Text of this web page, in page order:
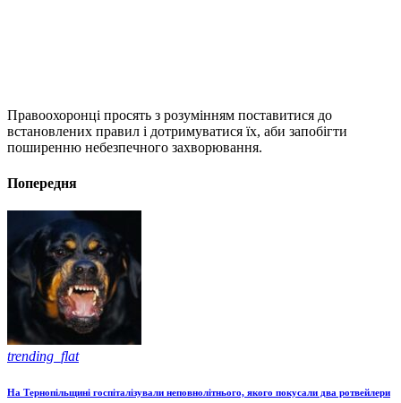
Правоохоронці просять з розумінням поставитися до
встановлених правил і дотримуватися їх, аби запобігти
поширенню небезпечного захворювання.
Попередня
trending_flat
На Тернопільщині госпіталізували неповнолітнього, якого покусали два ротвейлери